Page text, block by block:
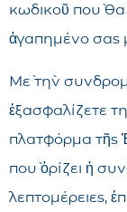
κωδικοῦ ποὺ
ἀγαπημένο σας
Μὲ τὴν
ἐξασφαλίζετε
πλατφόρμα τῆς
ποὺ ὁρίζει ἡ
λεπτομέρειες,